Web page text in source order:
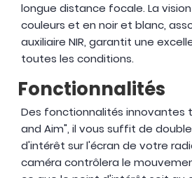
longue distance focale. La
couleurs et en noir et blanc,
auxiliaire NIR, garantit une
toutes les conditions.
Fonctionnalités
Des fonctionnalités innovantes
and Aim", il vous suffit de
d'intérêt sur l'écran de votre
caméra contrôlera le